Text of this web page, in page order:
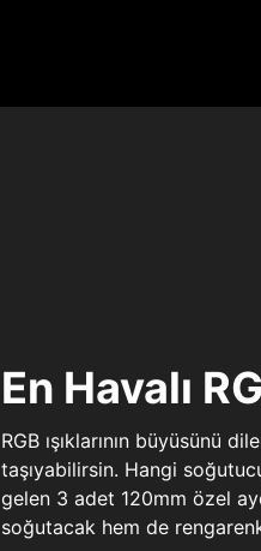
En Havalı
RGB ışıklarının büyüsünü
taşıyabilirsin. Hangi
gelen 3 adet 120mm özel
soğutacak hem de